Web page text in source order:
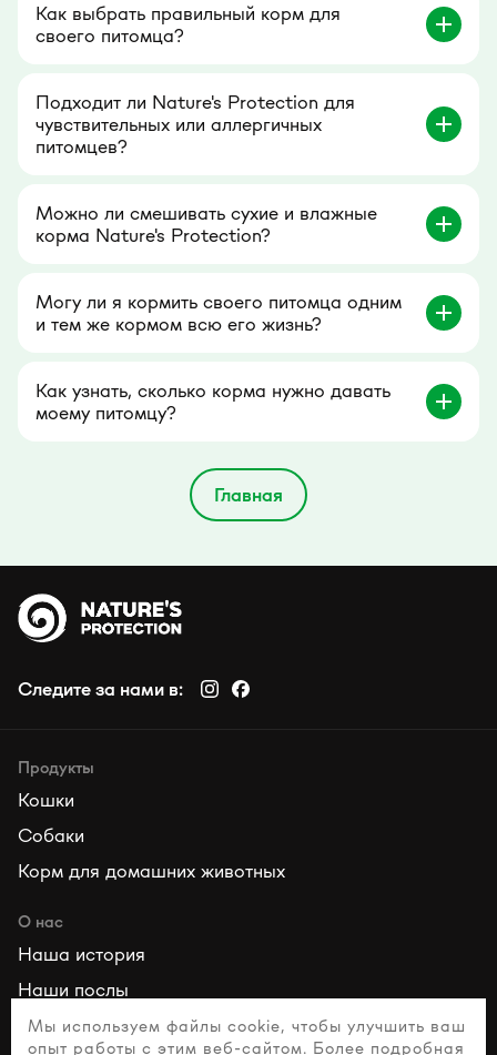
Как выбрать правильный корм для
своего питомца?
Подходит ли Nature's Protection для
чувствительных или аллергичных
питомцев?
Можно ли смешивать сухие и влажные
корма Nature's Protection?
Могу ли я кормить своего питомца одним
и тем же кормом всю его жизнь?
Как узнать, сколько корма нужно давать
моему питомцу?
Главная
Следите за нами в:
Продукты
Кошки
Собаки
Корм для домашних животных
О нас
Наша история
Наши послы
Наши ценности
Мы используем файлы cookie, чтобы улучшить ваш
опыт работы с этим веб-сайтом. Более подробная